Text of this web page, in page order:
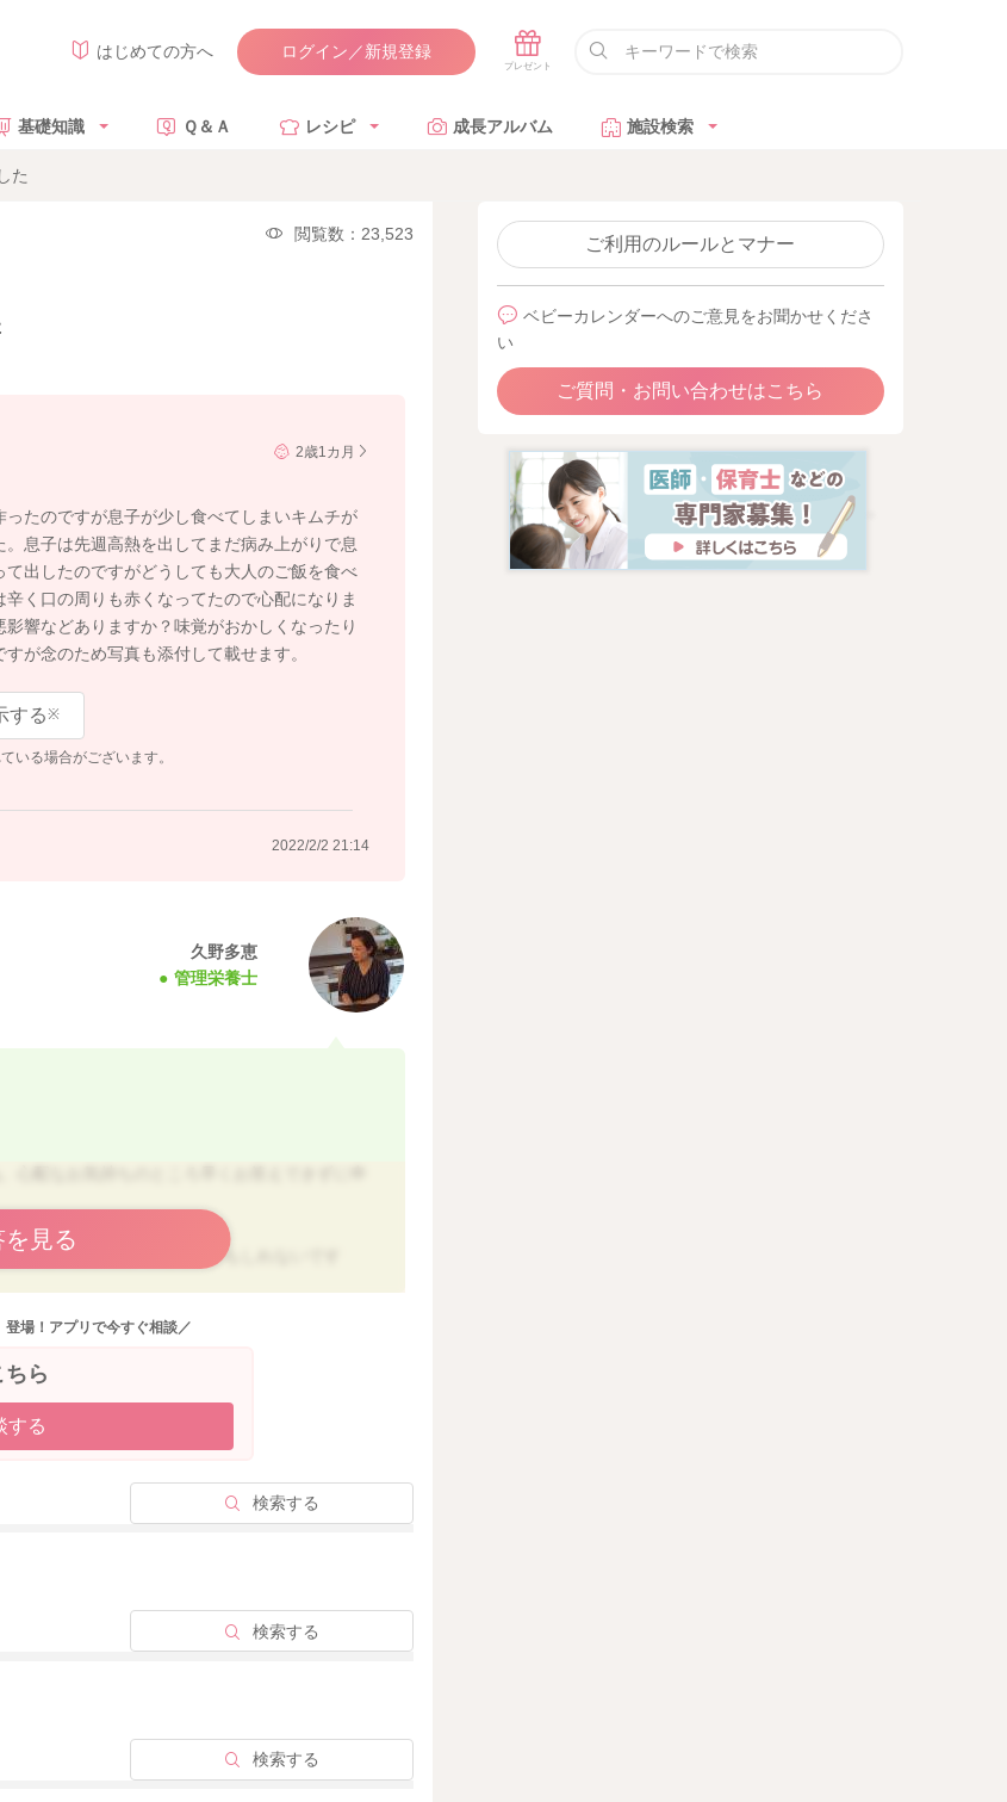
はじめての方へ ログイン／新規登録
基礎知識 Ｑ＆Ａ レシピ 成長アルバム 施設検索
た
閲覧数：23,523
2歳1カ月
たのですが息子が少し食べてしまいキムチが
息子は先週高熱を出してまだ病み上がりで息
出したのですがどうしても大人のご飯を食べ
く口の周りも赤くなってたので心配になりま
響などありますか？味覚がおかしくなったり
が念のため写真も添付して載せます。
する※
いる場合がございます。
2022/2/2 21:14
久野多恵
管理栄養士
ては刺激が強かったためかもしれないです
召し上がった量が少量とのことなので、味覚
ます。 ただ刺激が強いものを食べると下痢に
察していただき、気になる点がありましたら
なことなので、香辛料が多い物や辛い物等は
見る
場！アプリで今すぐ相談／
ら
する
検索する
検索する
検索する
ご利用のルールとマナー
ベビーカレンダーへのご意見をお聞かせくださ
い
ご質問・お問い合わせはこちら